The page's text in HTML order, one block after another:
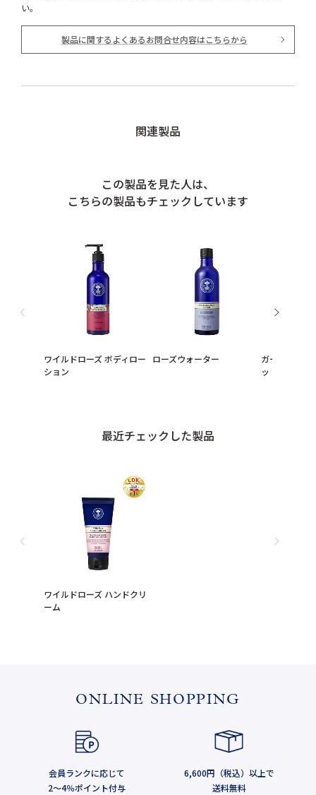
い。
製品に関するよくあるお問合せ内容はこちらから
関連製品
この製品を見た人は、
こちらの製品もチェックしています
ワイルドローズ ボディロー
ション
ローズウォーター
ガーデンミン
ット ハンド
最近チェックした製品
ワイルドローズ ハンドクリ
ーム
ONLINE SHOPPING
会員ランクに応じて
2～4％ポイント付与
6,600円（税込）以上で
送料無料